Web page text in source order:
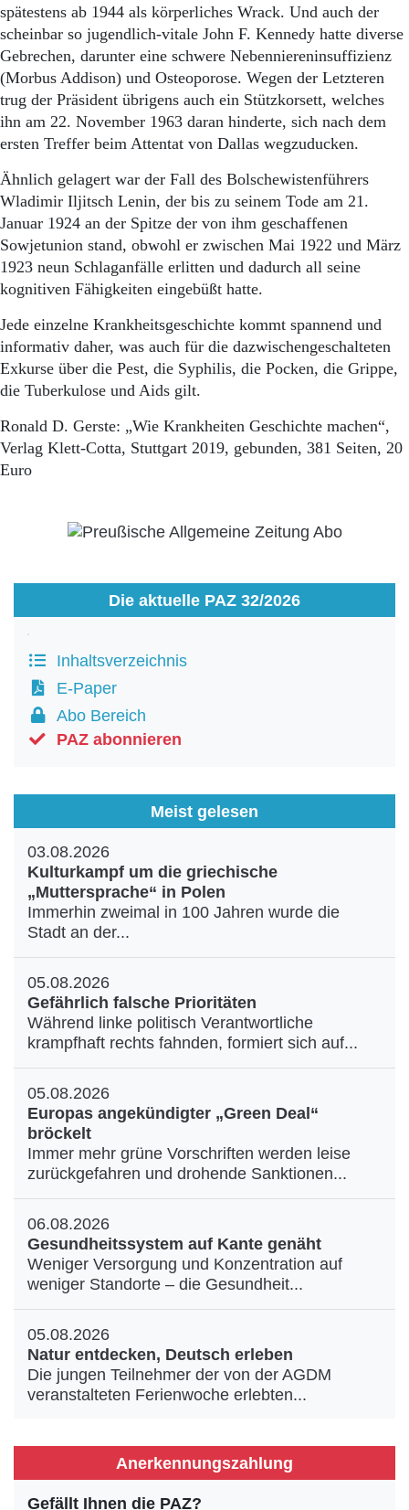
spätestens ab 1944 als körperliches Wrack. Und auch der
scheinbar so jugendlich-vitale John F. Kennedy hatte diverse
Gebrechen, darunter eine schwere Nebenniereninsuffizienz
(Morbus Addison) und Osteoporose. Wegen der Letzteren
trug der Präsident übrigens auch ein Stützkorsett, welches
ihn am 22. November 1963 daran hinderte, sich nach dem
ersten Treffer beim Attentat von Dallas wegzuducken.
Ähnlich gelagert war der Fall des Bolschewistenführers
Wladimir Iljitsch Lenin, der bis zu seinem Tode am 21.
Januar 1924 an der Spitze der von ihm geschaffenen
Sowjetunion stand, obwohl er zwischen Mai 1922 und März
1923 neun Schlaganfälle erlitten und dadurch all seine
kognitiven Fähigkeiten eingebüßt hatte.
Jede einzelne Krankheitsgeschichte kommt spannend und
informativ daher, was auch für die dazwischengeschalteten
Exkurse über die Pest, die Syphilis, die Pocken, die Grippe,
die Tuberkulose und Aids gilt.
Ronald D. Gerste: „Wie Krankheiten Geschichte machen“,
Verlag Klett-Cotta, Stuttgart 2019, gebunden, 381 Seiten, 20
Euro
Die aktuelle PAZ 32/2026
Inhaltsverzeichnis
E-Paper
Abo Bereich
PAZ abonnieren
Meist gelesen
03.08.2026
Kulturkampf um die griechische
„Muttersprache“ in Polen
Immerhin zweimal in 100 Jahren wurde die
Stadt an der...
05.08.2026
Gefährlich falsche Prioritäten
Während linke politisch Verantwortliche
krampfhaft rechts fahnden, formiert sich auf...
05.08.2026
Europas angekündigter „Green Deal“
bröckelt
Immer mehr grüne Vorschriften werden leise
zurückgefahren und drohende Sanktionen...
06.08.2026
Gesundheitssystem auf Kante genäht
Weniger Versorgung und Konzentration auf
weniger Standorte – die Gesundheit...
05.08.2026
Natur entdecken, Deutsch erleben
Die jungen Teilnehmer der von der AGDM
veranstalteten Ferienwoche erlebten...
Anerkennungszahlung
Gefällt Ihnen die PAZ?